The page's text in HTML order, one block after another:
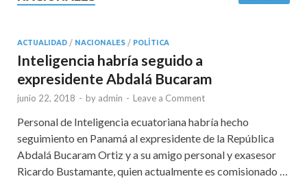
ACTUALIDAD / NACIONALES / POLÍTICA
Inteligencia habría seguido a
expresidente Abdalá Bucaram
junio 22, 2018 - by admin - Leave a Comment
Personal de Inteligencia ecuatoriana habría hecho
seguimiento en Panamá al expresidente de la República
Abdalá Bucaram Ortiz y a su amigo personal y exasesor
Ricardo Bustamante, quien actualmente es comisionado …